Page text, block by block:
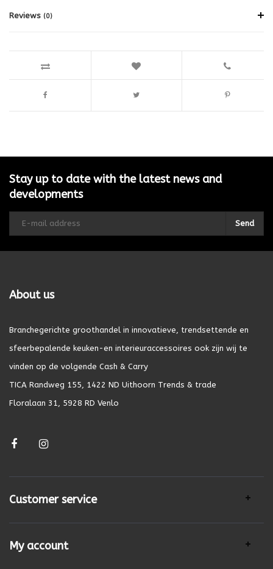
Reviews (0)
Stay up to date with the latest news and
developments
Send
About us
Branchegerichte groothandel in innovatieve, trendsettende en
sfeerbepalende keuken-en interieuraccessoires ook zijn wij te
vinden op de volgende Cash & Carry
TICA Randweg 155, 1422 ND Uithoorn Trends & trade
Floralaan 31, 5928 RD Venlo
Customer service
My account